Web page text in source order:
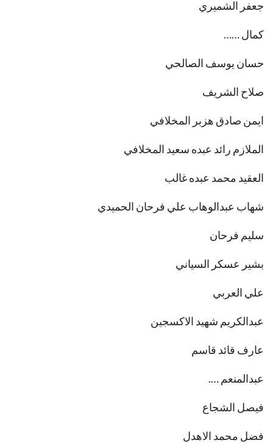
جعفر الشميري
كمال ……
حسان يوسف الصالحي
صلاح الشريف
ايمن صادق هزبر المخلافي
الملازم رائد عبده سعيد المخلافي
العقيد محمد عبده غالب
شهاب عبدالوهاب علي فرحان الحميدي
سليم فرحان
بشير عسكر السياني
علي العربي
عبدالكريم شهيد الاكسجين
عارف قائد قاسم
عبدالمنعم ….
فيصل الشجاع
فضل محمد الاهدل